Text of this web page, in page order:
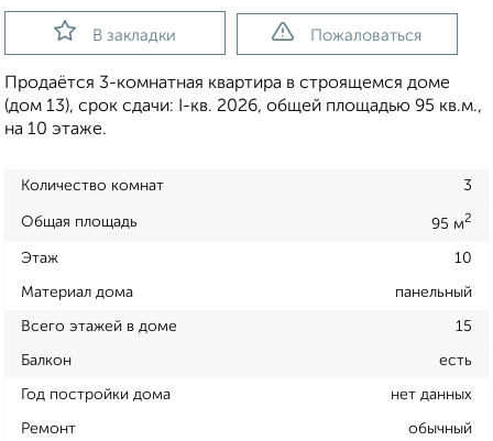
В закладки Пожаловаться
Продаётся 3-комнатная квартира в строящемся доме
(дом 13), срок сдачи: I-кв. 2026, общей площадью 95 кв.м.,
на 10 этаже.
Количество комнат 3
Общая площадь 95 м2
Этаж 10
Материал дома панельный
Всего этажей в доме 15
Балкон есть
Год постройки дома нет данных
Ремонт обычный